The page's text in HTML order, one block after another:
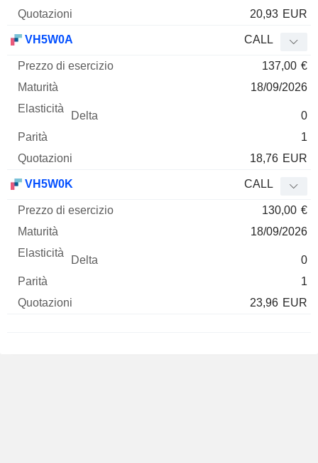
20,93 EUR
VH5W0A CALL
137,00 €
18/09/2026
0
1
18,76 EUR
VH5W0K CALL
130,00 €
18/09/2026
0
1
23,96 EUR